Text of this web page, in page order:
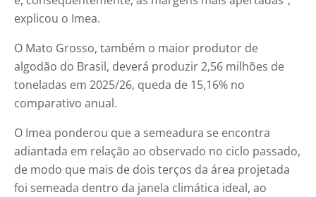
explicou o Imea.
O Mato Grosso, também o maior produtor de
algodão do Brasil, deverá produzir 2,56 milhões de
toneladas em 2025/26, queda de 15,16% no
comparativo anual.
O Imea ponderou que a semeadura se encontra
adiantada em relação ao observado no ciclo passado,
de modo que mais de dois terços da área projetada
foi semeada dentro da janela climática ideal, ao